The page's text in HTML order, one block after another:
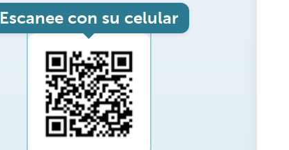
Escanee con su celular